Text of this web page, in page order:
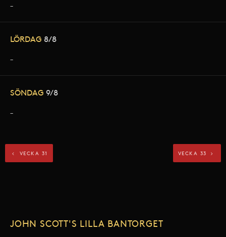
–
LÖRDAG 8/8
–
SÖNDAG 9/8
–
VECKA 31 VECKA 33
JOHN SCOTT'S LILLA BANTORGET